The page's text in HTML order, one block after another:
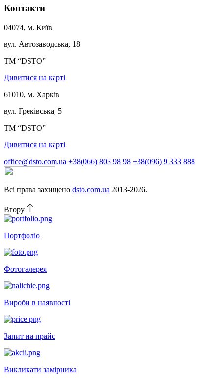
Контакти
04074, м. Київ
вул. Автозаводська, 18
ТМ “DSTO”
Дивитися на карті
61010, м. Харків
вул. Греківська, 5
ТМ “DSTO”
Дивитися на карті
office@dsto.com.ua +38(066) 803 98 98 +38(096) 9 333 888
Всі права захищено dsto.com.ua 2013-2026.
Вгору
Портфоліо
Фотогалерея
Вироби в наявності
Запит на прайс
Викликати замірника